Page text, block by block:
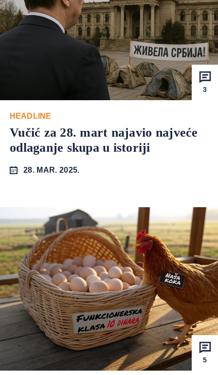
3
HEADLINE
Vučić za 28. mart najavio najveće
odlaganje skupa u istoriji
28. MAR. 2025.
5